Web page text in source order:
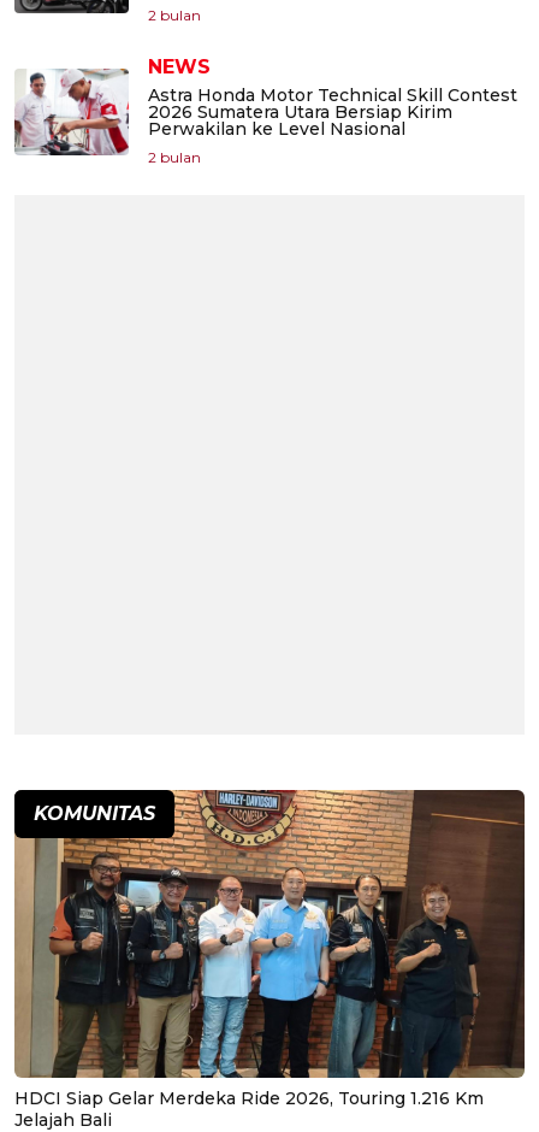
2 bulan
NEWS
Astra Honda Motor Technical Skill Contest
2026 Sumatera Utara Bersiap Kirim
Perwakilan ke Level Nasional
2 bulan
KOMUNITAS
HDCI Siap Gelar Merdeka Ride 2026, Touring 1.216 Km
Jelajah Bali